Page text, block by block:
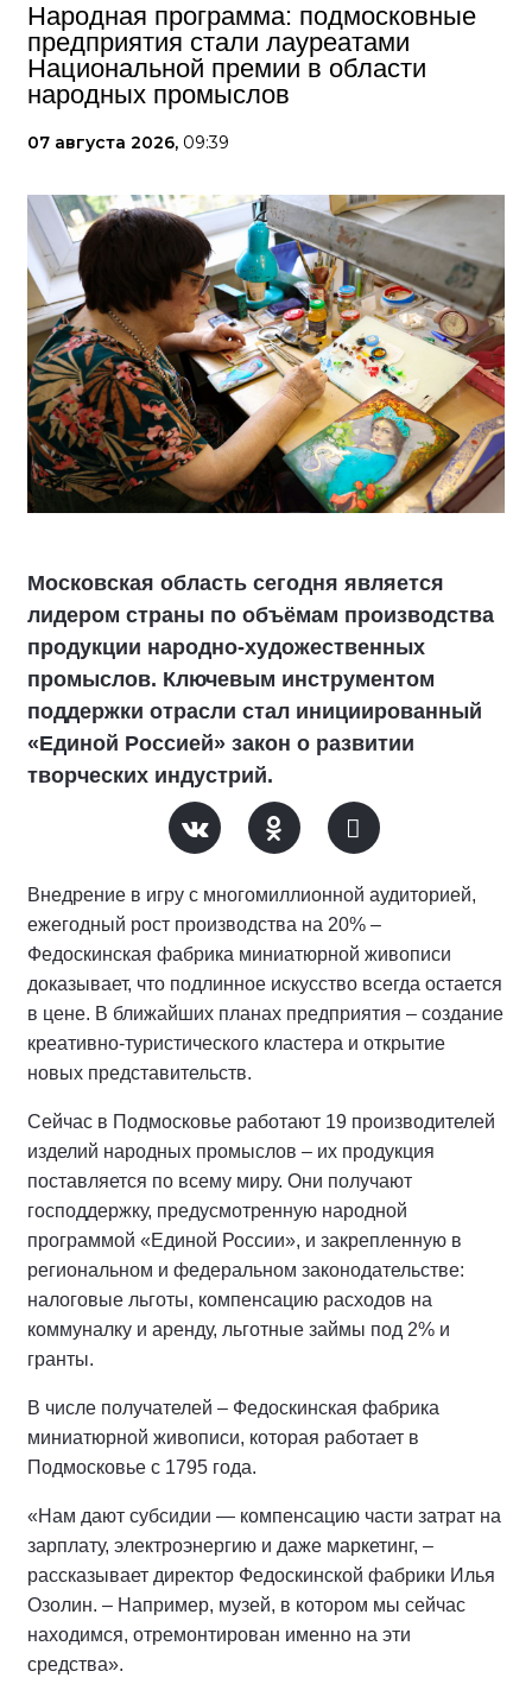
Народная программа: подмосковные
предприятия стали лауреатами
Национальной премии в области
народных промыслов
07 августа 2026, 09:39
Московская область сегодня является
лидером страны по объёмам производства
продукции народно-художественных
промыслов. Ключевым инструментом
поддержки отрасли стал инициированный
«Единой Россией» закон о развитии
творческих индустрий.
Внедрение в игру с многомиллионной аудиторией,
ежегодный рост производства на 20% –
Федоскинская фабрика миниатюрной живописи
доказывает, что подлинное искусство всегда остается
в цене. В ближайших планах предприятия – создание
креативно-туристического кластера и открытие
новых представительств.
Сейчас в Подмосковье работают 19 производителей
изделий народных промыслов – их продукция
поставляется по всему миру. Они получают
господдержку, предусмотренную народной
программой «Единой России», и закрепленную в
региональном и федеральном законодательстве:
налоговые льготы, компенсацию расходов на
коммуналку и аренду, льготные займы под 2% и
гранты.
В числе получателей – Федоскинская фабрика
миниатюрной живописи, которая работает в
Подмосковье с 1795 года.
«Нам дают субсидии — компенсацию части затрат на
зарплату, электроэнергию и даже маркетинг, –
рассказывает директор Федоскинской фабрики Илья
Озолин. – Например, музей, в котором мы сейчас
находимся, отремонтирован именно на эти
средства».